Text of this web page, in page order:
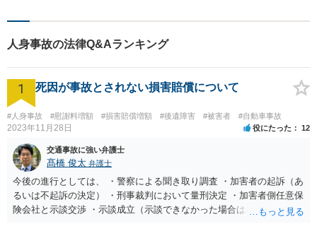
してまいります。まずは一度
ご相談ください【完全個室】
【法テラス利用可】
人身事故の法律Q&Aランキング
1 死因が事故とされない損害賠償について
#人身事故 #慰謝料増額 #損害賠償増額 #後遺障害 #被害者 #自動車事故
2023年11月28日 役にたった 12
交通事故に強い弁護士
髙橋 俊太 弁護士
今後の進行としては、 ・警察による聞き取り調査 ・加害者の起訴（あ
るいは不起訴の決定） ・刑事裁判において量刑決定 ・加害者側任意保
険会社と示談交渉 ・示談成立（示談できなかった場合は裁判） となり